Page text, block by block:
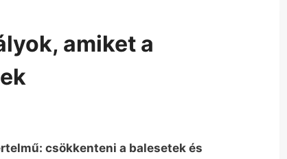
amiket a
csökkenteni a balesetek és